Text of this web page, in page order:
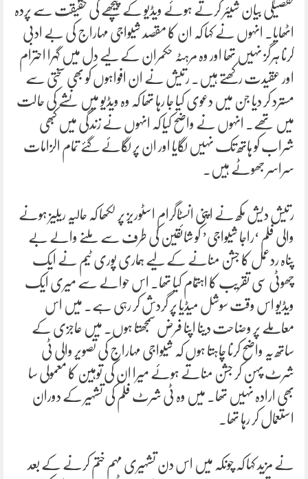
تفصیلی بیان شیئر کرتے ہوئے ویڈیو کے پیچھے کی حقیقت سے پردہ
اٹھایا۔ انہوں نے کہا کہ ان کا مقصد شیواجی مہاراج کی بے ادبی
کرنا ہرگز نہیں تھا اور وہ مرہٹہ حکمران کے لیے دل میں گہرا احترام
اور عقیدت رکھتے ہیں۔ رتیش نے ان افواہوں کو بھی سختی سے
مسترد کر دیا جن میں دعوی کیا جا رہا تھا کہ وہ ویڈیو میں نشے کی حالت
میں تھے۔ انہوں نے واضح کیا کہ انہوں نے زندگی میں کبھی
شراب کو ہاتھ تک نہیں لگایا اور ان پر لگائے گئے تمام الزامات
سراسر جھوٹے ہیں۔
رتیش دیش مکھ نے اپنی انسٹاگرام اسٹوریز پر لکھا کہ حالیہ ریلیز ہونے
والی فلم ‘راجا شیواجی’ کو شائقین کی طرف سے ملنے والے بے
پناہ ردعمل کا جشن منانے کے لیے ہماری پوری ٹیم نے ایک
چھوٹی سی تقریب کا اہتمام کیا تھا۔ اس حوالے سے میری ایک
ویڈیو اس وقت سوشل میڈیا پر گردش کر رہی ہے۔ میں اس
معاملے پر وضاحت دینا اپنا فرض سمجھتا ہوں۔ میں عاجزی کے
ساتھ یہ واضح کرنا چاہتا ہوں کہ شیواجی مہاراج کی تصویر والی ٹی
شرٹ پہن کر جشن مناتے ہوئے میرا ان کی توہین کا معمولی سا
بھی ارادہ نہیں تھا۔ میں وہ ٹی شرٹ فلم کی تشہیر کے دوران
استعمال کر رہا تھا۔
نے مزید کہا کہ چونکہ میں اس دن تشہیری مہم ختم کرنے کے بعد